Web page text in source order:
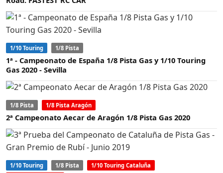
1/10 Touring 1/8 Pista
1ª - Campeonato de España 1/8 Pista Gas y 1/10 Touring
Gas 2020 - Sevilla
1/8 Pista 1/8 Pista Aragón
2ª Campeonato Aecar de Aragón 1/8 Pista Gas 2020
1/10 Touring 1/8 Pista
1/10 Touring Cataluña